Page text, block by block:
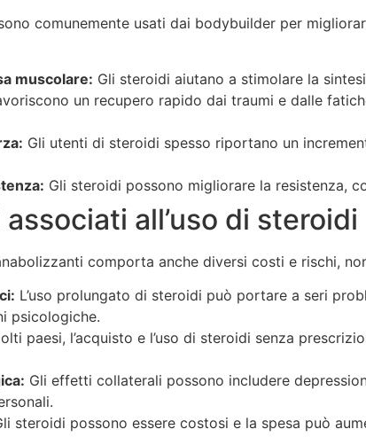
comunemente usati dai bodybuilder per
muscolare: Gli steroidi aiutano a stimolare la
un recupero rapido dai traumi e dalle
Gli utenti di steroidi spesso riportano un
Gli steroidi possono migliorare la resistenza,
all’uso di steroidi
comporta anche diversi costi e rischi,
L’uso prolungato di steroidi può portare a seri
psicologiche.
paesi, l’acquisto e l’uso di steroidi senza
Gli effetti collaterali possono includere
steroidi possono essere costosi e la spesa può